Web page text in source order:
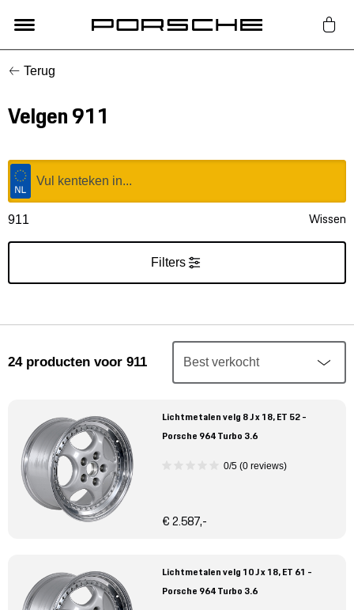
Lifestyle
Auto Accessoires
Classic
Nieuw
Mijn account
Meer Porsche
Porsche informatie
Terug
Velgen 911
911 Wissen
Filters
24producten voor 911
Lichtmetalen velg 8 J x 18, ET 52 -
Porsche 964 Turbo 3.6
0/5 (0 reviews)
€ 2.587,-
Lichtmetalen velg 10 J x 18, ET 61 -
Porsche 964 Turbo 3.6